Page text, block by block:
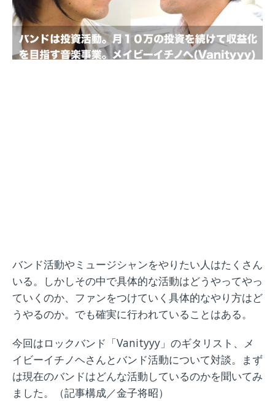
バンド活動やミュージシャンをやりたい人はたくさん
いる。しかしその中で具体的な活動はどうやってやっ
ていくのか、ファンをつけていく具体的なやり方はど
うやるのか。でも確実に行われていることはある。
今回はロックバンド「Vanityyy」のギタリスト、メ
イビーイチノヘさんとバンド活動について対談。まず
は現在のバンドはどんな活動しているのかを聞いてみ
ました。（記事構成／金子将昭）